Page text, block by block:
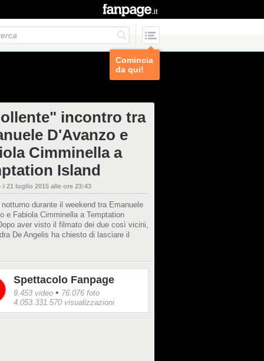
Comincia
da qui!
incontro tra
D'Avanzo e
Cimminella a
Island
il 21 luglio 2015 alle ore 23:43
notturno durante il weekend tra Emanuele
e Fabiola Cimminella a Temptation
aver visto il filmato dei due così vicini,
De Angelis ha chiesto di lasciare il
Spettacolo Fanpage
9.453 video • 76.076 foto
4.053.331.570 visualizzazioni